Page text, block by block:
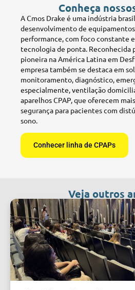
Conheça
A Cmos Drake é uma indústria
desenvolvimento de
performance, com foco constante
tecnologia de ponta. Reconhecida
pioneira na América Latina em
empresa também se destaca em
monitoramento, diagnóstico,
especialmente, ventilação
aparelhos CPAP, que oferecem
segurança para pacientes com
sono.
Conhecer linha de CPAPs
Veja outros